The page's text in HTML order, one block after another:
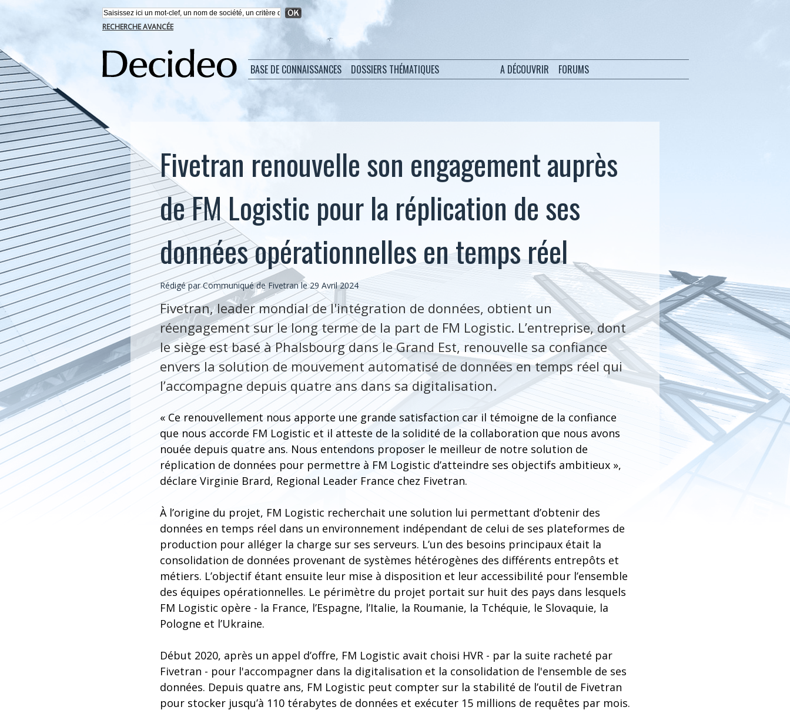
RECHERCHE AVANCÉE
BASE DE CONNAISSANCES DOSSIERS THÉMATIQUES A DÉCOUVRIR FORUMS
Fivetran renouvelle son engagement auprès
de FM Logistic pour la réplication de ses
données opérationnelles en temps réel
Rédigé par Communiqué de Fivetran le 29 Avril 2024
Fivetran, leader mondial de l'intégration de données, obtient un
réengagement sur le long terme de la part de FM Logistic. L’entreprise, dont
le siège est basé à Phalsbourg dans le Grand Est, renouvelle sa confiance
envers la solution de mouvement automatisé de données en temps réel qui
l’accompagne depuis quatre ans dans sa digitalisation.
« Ce renouvellement nous apporte une grande satisfaction car il témoigne de la confiance
que nous accorde FM Logistic et il atteste de la solidité de la collaboration que nous avons
nouée depuis quatre ans. Nous entendons proposer le meilleur de notre solution de
réplication de données pour permettre à FM Logistic d’atteindre ses objectifs ambitieux »,
déclare Virginie Brard, Regional Leader France chez Fivetran.
À l’origine du projet, FM Logistic recherchait une solution lui permettant d’obtenir des
données en temps réel dans un environnement indépendant de celui de ses plateformes de
production pour alléger la charge sur ses serveurs. L’un des besoins principaux était la
consolidation de données provenant de systèmes hétérogènes des différents entrepôts et
métiers. L’objectif étant ensuite leur mise à disposition et leur accessibilité pour l’ensemble
des équipes opérationnelles. Le périmètre du projet portait sur huit des pays dans lesquels
FM Logistic opère - la France, l’Espagne, l’Italie, la Roumanie, la Tchéquie, le Slovaquie, la
Pologne et l’Ukraine.
Début 2020, après un appel d’offre, FM Logistic avait choisi HVR - par la suite racheté par
Fivetran - pour l'accompagner dans la digitalisation et la consolidation de l'ensemble de ses
données. Depuis quatre ans, FM Logistic peut compter sur la stabilité de l’outil de Fivetran
pour stocker jusqu’à 110 térabytes de données et exécuter 15 millions de requêtes par mois.